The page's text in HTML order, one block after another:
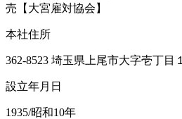
売【大宮雇対協会】
本社住所
362-8523 埼玉県上尾市大字壱丁目
設立年月日
1935/昭和10年